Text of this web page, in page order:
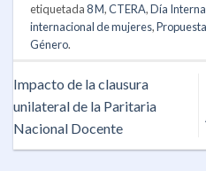
etiquetada8 M,CTERA,Día
internacional de mujeres,
Género.
Impacto de la clausura
unilateral de la Paritaria
Nacional Docente